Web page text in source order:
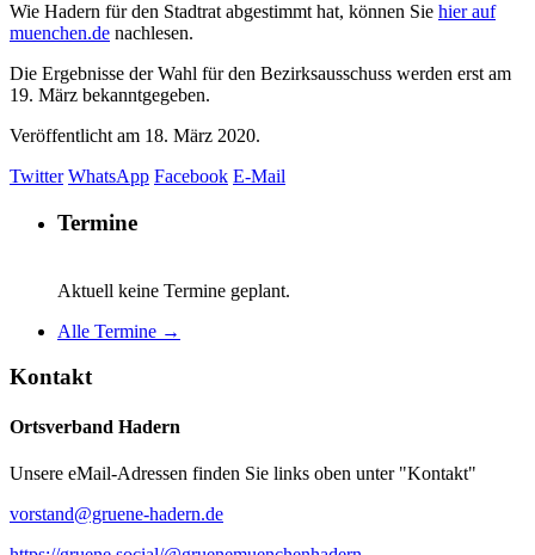
Wie Hadern für den Stadtrat abgestimmt hat, können Sie hier auf
muenchen.de nachlesen.
Die Ergebnisse der Wahl für den Bezirksausschuss werden erst am
19. März bekanntgegeben.
Veröffentlicht am 18. März 2020.
Twitter WhatsApp Facebook E-Mail
Termine
Aktuell keine Termine geplant.
Alle Termine →
Kontakt
Ortsverband Hadern
Unsere eMail-Adressen finden Sie links oben unter "Kontakt"
vorstand@gruene-hadern.de